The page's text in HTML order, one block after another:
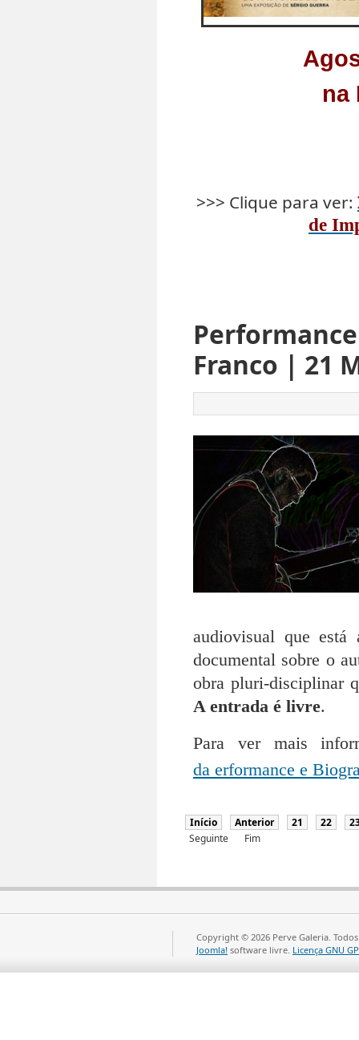
na
>>> Clique para ver:
de
Franco | 21
audiovisual que
documental sobre o
obra pluri-disciplinar
A entrada é livre.
Para ver mais
da erformance e
Início Anterior 21 22
Seguinte
Fim
Copyright © 2026 Perve Galeria.
Joomla! software livre. Licença GNU